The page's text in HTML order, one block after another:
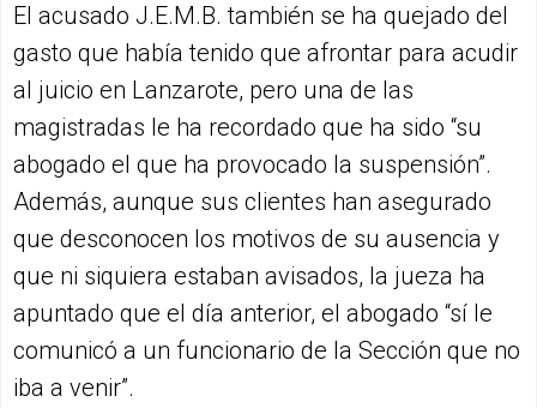
El acusado J.E.M.B. también se ha quejado del
gasto que había tenido que afrontar para acudir
al juicio en Lanzarote, pero una de las
magistradas le ha recordado que ha sido “su
abogado el que ha provocado la suspensión”.
Además, aunque sus clientes han asegurado
que desconocen los motivos de su ausencia y
que ni siquiera estaban avisados, la jueza ha
apuntado que el día anterior, el abogado “sí le
comunicó a un funcionario de la Sección que no
iba a venir”.